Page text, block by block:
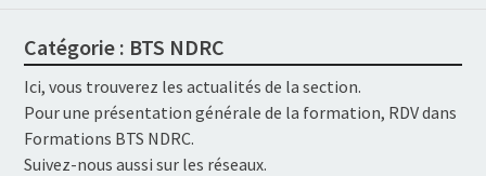
Catégorie : BTS NDRC
Ici, vous trouverez les actualités de la section.
Pour une présentation générale de la formation, RDV dans
Formations BTS NDRC.
Suivez-nous aussi sur les réseaux.